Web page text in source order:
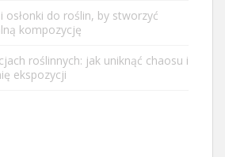
osłonki do roślin, by stworzyć
kompozycję
roślinnych: jak uniknąć chaosu i
ekspozycji